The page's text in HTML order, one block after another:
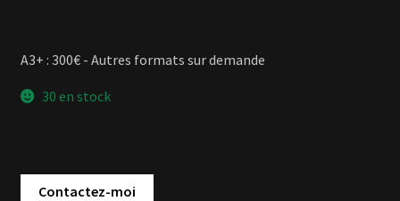
A3+ : 300€ - Autres formats sur demande
30 en stock